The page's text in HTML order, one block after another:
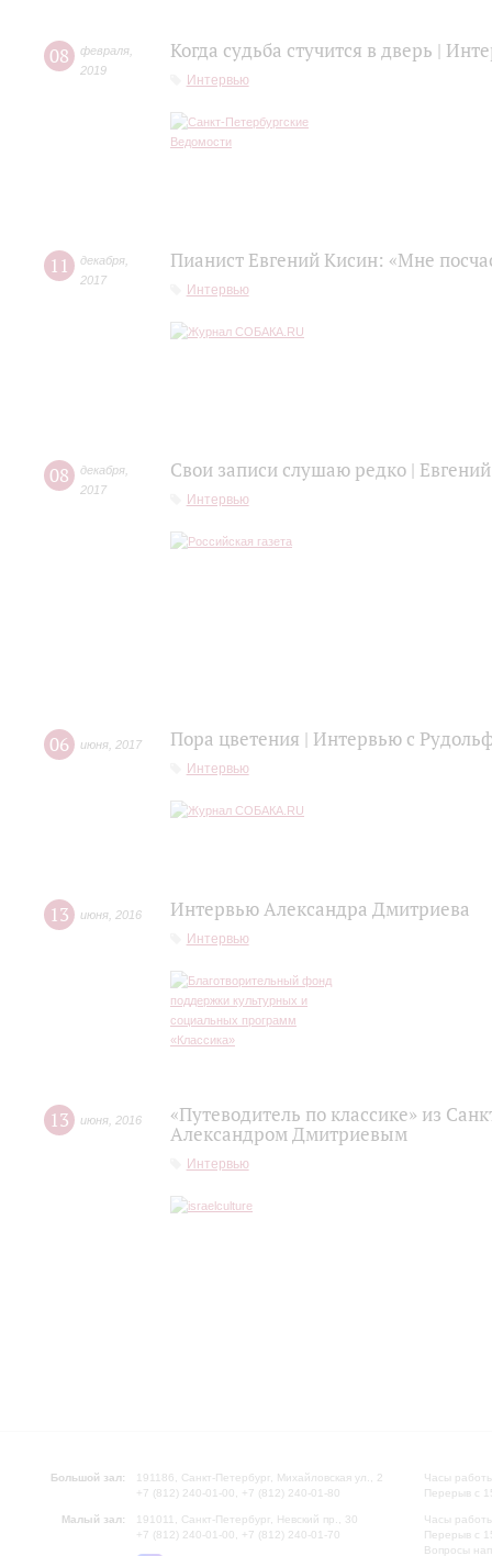
08 февраля
2019
Когда судьба стучится в дверь |
Интервью
11 декабря
2017
Пианист Евгений Кисин: «Мне
Интервью
08 декабря
2017
Свои записи слушаю редко |
Интервью
06 июня 2017 Пора цветения | Интервью с
Интервью
13 июня 2016 Интервью Александра Дмитриева
Интервью
13 июня 2016
«Путеводитель по классике» из
Александром Дмитриевым
Интервью
Большой зал:
191186, Санкт-Петербург, Михайловская ул., 2
+7 (812) 240-01-00, +7 (812) 240-01-80
Малый зал:
191011, Санкт-Петербург, Невский пр., 30
+7 (812) 240-01-00, +7 (812) 240-01-70
Часы
Перерыв с
Часы
Перерыв с
Вопросы